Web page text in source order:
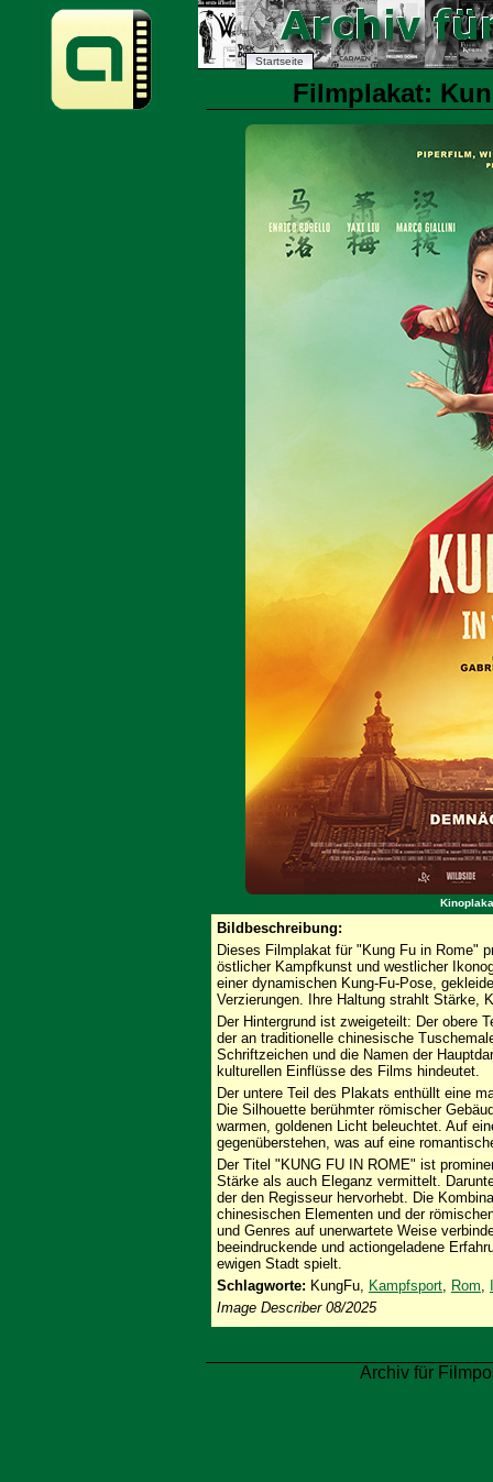
Startseite
Filmplakat:
Bildbeschreibung:
Dieses Filmplakat für "Kung Fu in Rome"
östlicher Kampfkunst und westlicher
einer dynamischen Kung-Fu-Pose,
Verzierungen. Ihre Haltung strahlt Stärke,
Der Hintergrund ist zweigeteilt: Der obere
der an traditionelle chinesische
Schriftzeichen und die Namen der
kulturellen Einflüsse des Films hindeutet.
Der untere Teil des Plakats enthüllt eine
Die Silhouette berühmter römischer
warmen, goldenen Licht beleuchtet. Auf
gegenüberstehen, was auf eine
Der Titel "KUNG FU IN ROME" ist
Stärke als auch Eleganz vermittelt.
der den Regisseur hervorhebt. Die
chinesischen Elementen und der
und Genres auf unerwartete Weise
beeindruckende und actiongeladene
ewigen Stadt spielt.
Schlagworte: KungFu, Kampfsport, Rom,
Image Describer 08/2025
Archiv für